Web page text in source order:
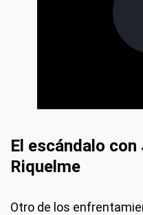
El escándalo con
Riquelme
Otro de los